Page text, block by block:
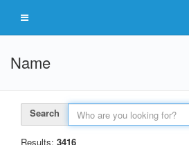
Name
Search
Results: 3416